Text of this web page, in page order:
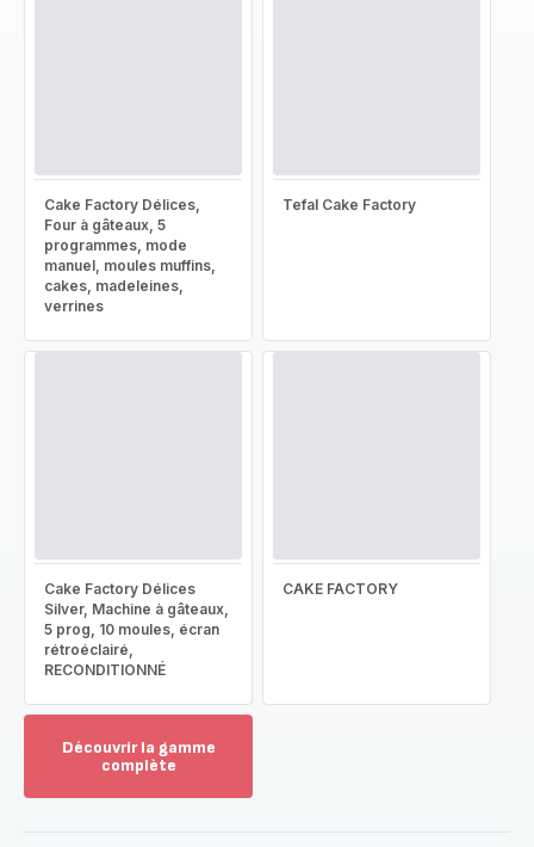
Cake Factory Délices,
Four à gâteaux, 5
programmes, mode
manuel, moules muffins,
cakes, madeleines,
verrines
Tefal Cake Factory
Cake Factory Délices
Silver, Machine à gâteaux,
5 prog, 10 moules, écran
rétroéclairé,
RECONDITIONNÉ
CAKE FACTORY
Découvrir la gamme
complète